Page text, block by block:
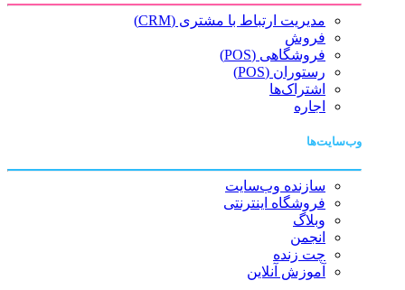
مدیریت ارتباط با مشتری (CRM)
فروش
فروشگاهی (POS)
رستوران (POS)
اشتراک‌ها
اجاره
وب‌سایت‌ها
سازنده وب‌سایت
فروشگاه اینترنتی
وبلاگ
انجمن
چت زنده
آموزش آنلاین